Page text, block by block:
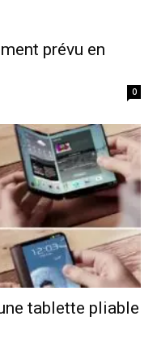
prévu en
0
tablette pliable